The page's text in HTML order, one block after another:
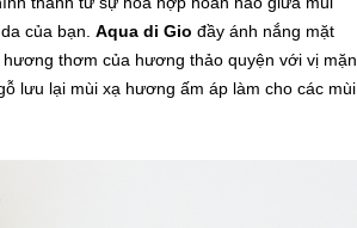
của bạn. Aqua di Gio đầy ánh nắng mặt
thơm của hương thảo quyện với vị mặn
lưu lại mùi xạ hương ấm áp làm cho các mùi